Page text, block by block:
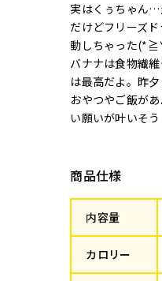
実はくぅちゃん…
だけどフリーズ
動しちゃった
バナナは食物繊
は最高だよ︎。昨
おやつやご飯が
い願いが叶いそう
商品仕様
内容量
カロリー